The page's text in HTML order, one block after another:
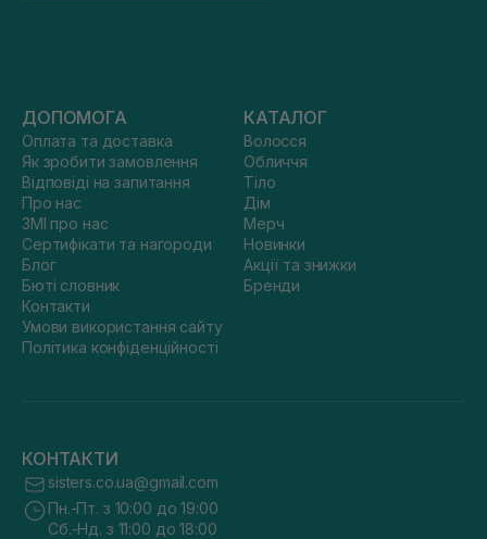
ДОПОМОГА
Оплата та доставка
Як зробити замовлення
Відповіді на запитання
Про нас
ЗМІ про нас
Сертифікати та нагороди
Блог
Бюті словник
Контакти
Умови використання сайту
Політика конфіденційності
КАТАЛОГ
Волосся
Обличчя
Тіло
Дім
Мерч
Новинки
Акції та знижки
Бренди
КОНТАКТИ
sisters.co.ua@gmail.com
Пн.-Пт. з 10:00 до 19:00
Сб.-Нд. з 11:00 до 18:00